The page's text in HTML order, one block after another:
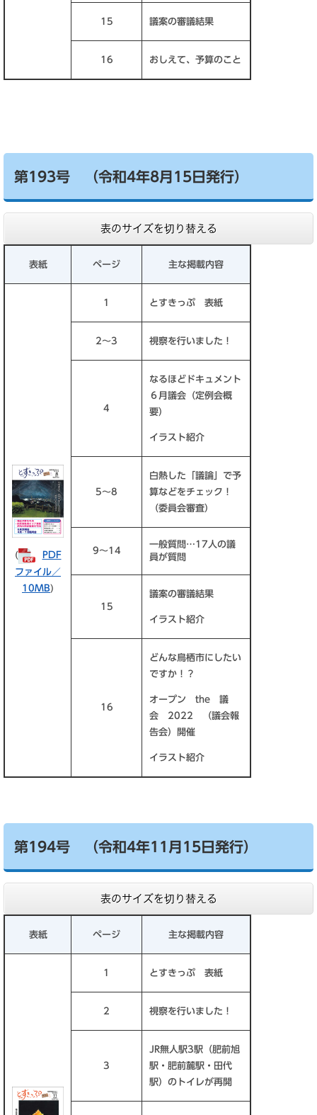
15 議案の審議結果
16 おしえて、予算のこと
第193号 （令和4年8月15日発行）
表のサイズを切り替える
表紙 ページ 主な掲載内容
(
PDF
ファイル／
10MB)
1 とすきっぷ 表紙
2～3 視察を行いました！
4
なるほどドキュメント
６月議会（定例会概
要）
イラスト紹介
5～8
白熱した「議論」で予
算などをチェック！
（委員会審査）
9～14
一般質問…17人の議
員が質問
15
議案の審議結果
イラスト紹介
16
どんな鳥栖市にしたい
ですか！？
オープン the 議
会 2022 （議会報
告会）開催
イラスト紹介
第194号 （令和4年11月15日発行）
表のサイズを切り替える
表紙 ページ 主な掲載内容
1 とすきっぷ 表紙
2 視察を行いました！
3
JR無人駅3駅（肥前旭
駅・肥前麓駅・田代
駅）のトイレが再開